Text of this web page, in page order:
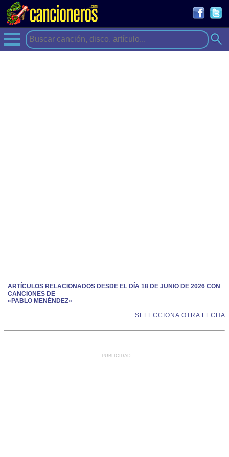
ARTÍCULOS RELACIONADOS DESDE EL DÍA 18 DE JUNIO DE 2026 CON
CANCIONES DE
«PABLO MENÉNDEZ»
SELECCIONA OTRA FECHA
PUBLICIDAD